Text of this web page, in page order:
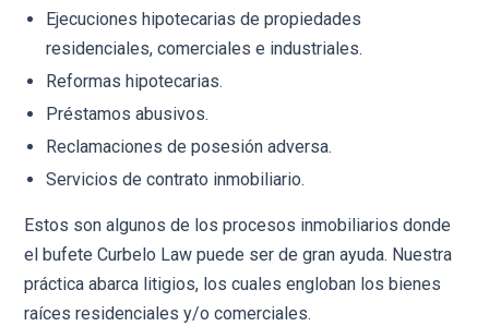
Ejecuciones hipotecarias de propiedades
residenciales, comerciales e industriales.
Reformas hipotecarias.
Préstamos abusivos.
Reclamaciones de posesión adversa.
Servicios de contrato inmobiliario.
Estos son algunos de los procesos inmobiliarios donde
el bufete Curbelo Law puede ser de gran ayuda. Nuestra
práctica abarca litigios, los cuales engloban los bienes
raíces residenciales y/o comerciales.